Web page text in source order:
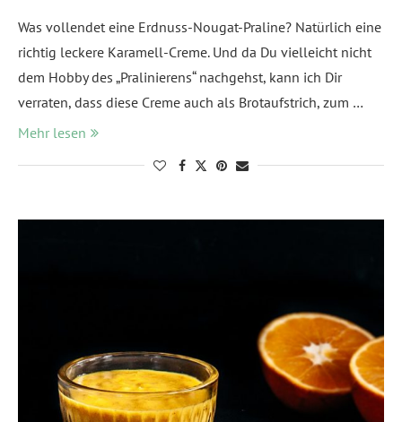
Was vollendet eine Erdnuss-Nougat-Praline? Natürlich eine
richtig leckere Karamell-Creme. Und da Du vielleicht nicht
dem Hobby des „Pralinierens“ nachgehst, kann ich Dir
verraten, dass diese Creme auch als Brotaufstrich, zum …
Mehr lesen